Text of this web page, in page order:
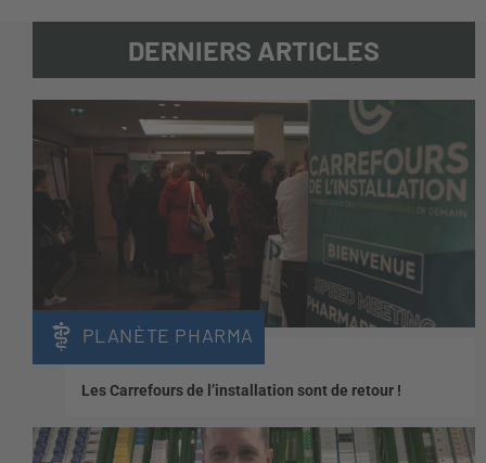
DERNIERS ARTICLES
PLANÈTE PHARMA
Les Carrefours de l’installation sont de retour !